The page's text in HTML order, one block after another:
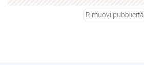
Rimuovi pubblicità